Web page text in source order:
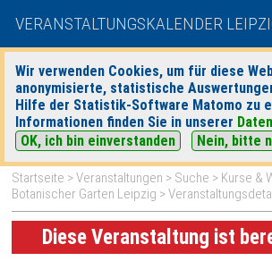
VERANSTALTUNGSKALENDER
Wir verwenden Cookies, um für diese
anonymisierte, statistische
Hilfe der Statistik-Software Matomo zu
Informationen finden Sie in unserer
OK, ich bin einverstanden
Nein, bitte
heute|
Startseite >Veranstaltungen > Suche > Kurse &
Botanischer Garten Leipzig >
Diese Veranstaltung ist